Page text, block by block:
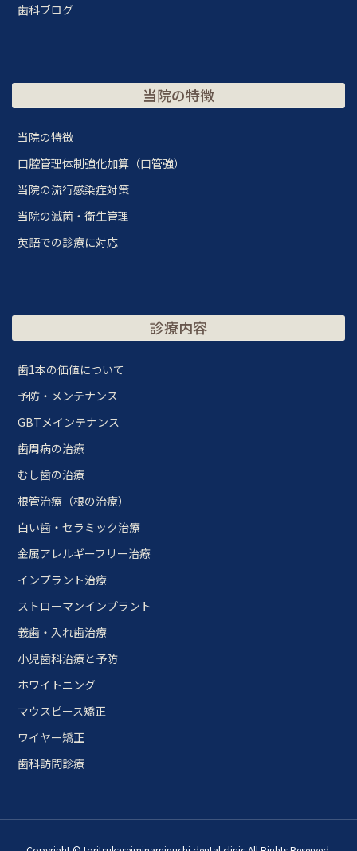
歯科ブログ
当院の特徴
当院の特徴
口腔管理体制強化加算（口管強）
当院の流行感染症対策
当院の滅菌・衛生管理
英語での診療に対応
診療内容
歯1本の価値について
予防・メンテナンス
GBTメインテナンス
歯周病の治療
むし歯の治療
根管治療（根の治療）
白い歯・セラミック治療
金属アレルギーフリー治療
インプラント治療
ストローマンインプラント
義歯・入れ歯治療
小児歯科治療と予防
ホワイトニング
マウスピース矯正
ワイヤー矯正
歯科訪問診療